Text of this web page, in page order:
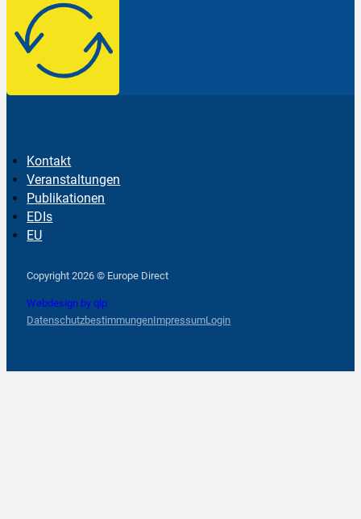
Kontakt
Veranstaltungen
Publikationen
EDIs
EU
Copyright 2026 © Europe Direct
Webdesign by qlp
DatenschutzbestimmungenImpressumLogin